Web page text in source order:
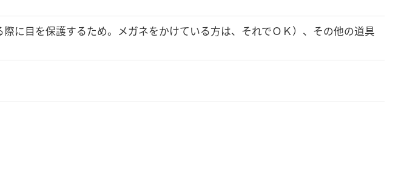
に目を保護するため。メガネをかけている方は、それでＯＫ）、その他の道具